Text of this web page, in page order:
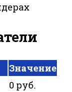
Значение
0 руб.